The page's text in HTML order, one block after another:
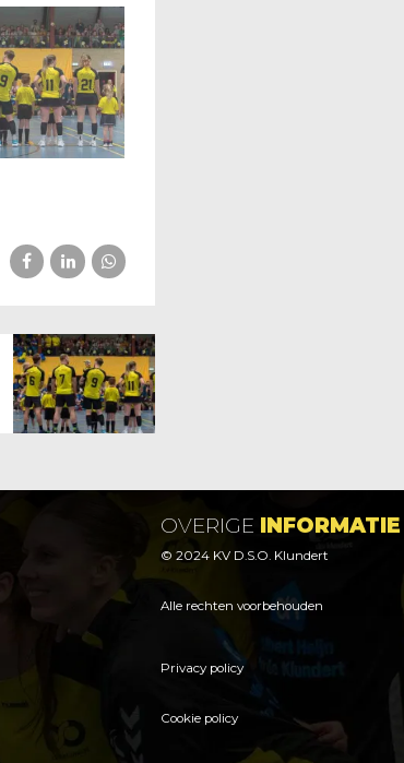
OVERIGE INFORMATIE
© 2024 KV D.S.O. Klundert
Alle rechten voorbehouden
Privacy policy
Cookie policy